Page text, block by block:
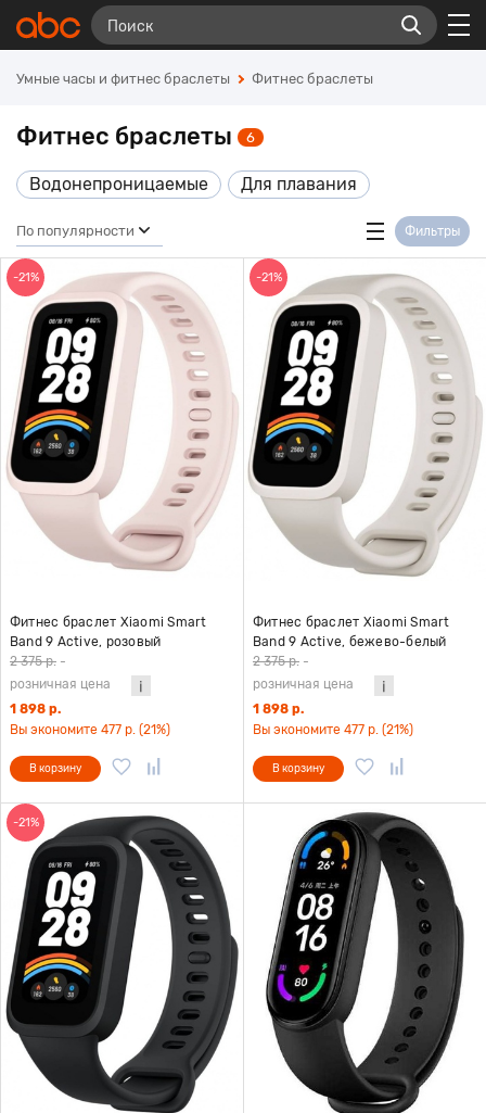
Умные часы и фитнес браслеты Фитнес браслеты
Фитнес браслеты 6
Водонепроницаемые Для плавания
По популярности Фильтры
-21%
Фитнес браслет Xiaomi Smart
Band 9 Active, розовый
2 375 р. -
розничная цена
1 898 р.
Вы экономите 477 р. (21%)
В корзину
-21%
Фитнес браслет Xiaomi Smart
Band 9 Active, бежево-белый
2 375 р. -
розничная цена
1 898 р.
Вы экономите 477 р. (21%)
В корзину
-21%